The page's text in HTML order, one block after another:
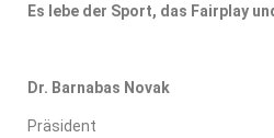
Es lebe der Sport, das Fairplay
Dr. Barnabas Novak
Präsident